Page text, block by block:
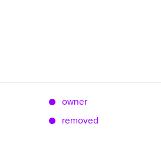
owner
removed